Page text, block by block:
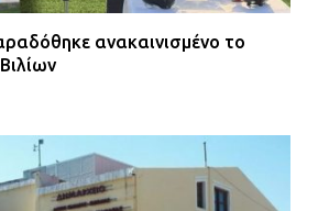
ανακαινισμένο το